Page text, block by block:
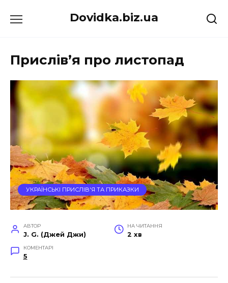
до
Dovidka.biz.ua
Прислів’я про листопад
УКРАЇНСЬКІ ПРИСЛІВ'Я ТА ПРИКАЗКИ
АВТОР
J. G. (Джей Джи)
НА ЧИТАННЯ
2 хв
КОМЕНТАРІ
5